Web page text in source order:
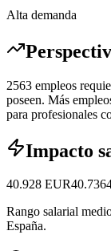
Alta demanda
2563 empleos
poseen. Más
para profesionales
Impacto
40.928 EUR40.736
Rango salarial
España.